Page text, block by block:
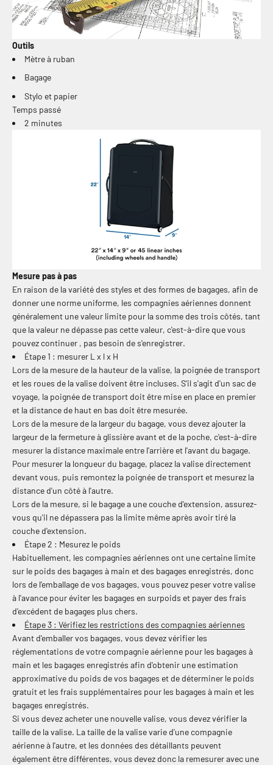
Outils
Mètre à ruban
Bagage
Stylo et papier
Temps passé
2 minutes
Mesure pas à pas
En raison de la variété des styles et des formes de bagages, afin de
donner une norme uniforme, les compagnies aériennes donnent
généralement une valeur limite pour la somme des trois côtés, tant
que la valeur ne dépasse pas cette valeur, c'est-à-dire que vous
pouvez continuer , pas besoin de s'enregistrer.
Étape 1 : mesurer L x l x H
Lors de la mesure de la hauteur de la valise, la poignée de transport
et les roues de la valise doivent être incluses. S'il s'agit d'un sac de
voyage, la poignée de transport doit être mise en place en premier
et la distance de haut en bas doit être mesurée.
Lors de la mesure de la largeur du bagage, vous devez ajouter la
largeur de la fermeture à glissière avant et de la poche, c'est-à-dire
mesurer la distance maximale entre l'arrière et l'avant du bagage.
Pour mesurer la longueur du bagage, placez la valise directement
devant vous, puis remontez la poignée de transport et mesurez la
distance d'un côté à l'autre.
Lors de la mesure, si le bagage a une couche d'extension, assurez-
vous qu'il ne dépassera pas la limite même après avoir tiré la
couche d'extension.
Étape 2 : Mesurez le poids
Habituellement, les compagnies aériennes ont une certaine limite
sur le poids des bagages à main et des bagages enregistrés, donc
lors de l'emballage de vos bagages, vous pouvez peser votre valise
à l'avance pour éviter les bagages en surpoids et payer des frais
d'excédent de bagages plus chers.
Étape 3 : Vérifiez les restrictions des compagnies aériennes
Avant d'emballer vos bagages, vous devez vérifier les
réglementations de votre compagnie aérienne pour les bagages à
main et les bagages enregistrés afin d'obtenir une estimation
approximative du poids de vos bagages et de déterminer le poids
gratuit et les frais supplémentaires pour les bagages à main et les
bagages enregistrés.
Si vous devez acheter une nouvelle valise, vous devez vérifier la
taille de la valise. La taille de la valise varie d'une compagnie
aérienne à l'autre, et les données des détaillants peuvent
également être différentes, vous devez donc la remesurer avec une